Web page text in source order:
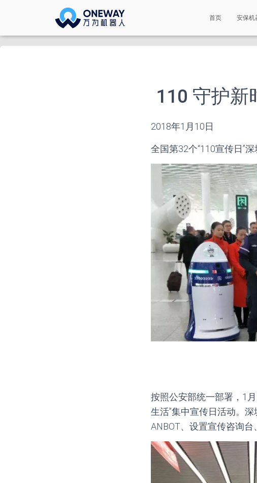
首页 安保机
110 守护新
2018年1月10日
全国第32个“110宣传日”
按照公安部统一部署，1
生活”集中宣传日活动。
ANBOT、设置宣传咨询台